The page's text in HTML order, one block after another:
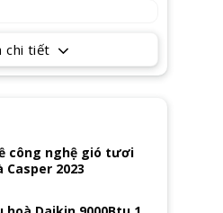
chi tiết
công nghệ gió tươi
2023